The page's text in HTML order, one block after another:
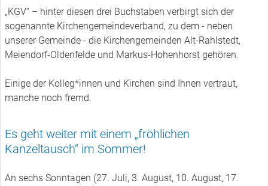
„KGV“ – hinter diesen drei Buchstaben verbirgt sich der
sogenannte Kirchengemeindeverband, zu dem - neben
unserer Gemeinde - die Kirchengemeinden Alt-Rahlstedt,
Meiendorf-Oldenfelde und Markus-Hohenhorst gehören.
Einige der Kolleg*innen und Kirchen sind Ihnen vertraut,
manche noch fremd.
Es geht weiter mit einem „fröhlichen
Kanzeltausch“ im Sommer!
An sechs Sonntagen (27. Juli, 3. August, 10. August, 17.